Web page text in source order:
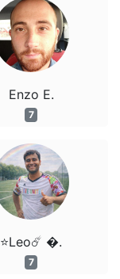
Enzo E.
7
⭐️Leo☄️ �.
7